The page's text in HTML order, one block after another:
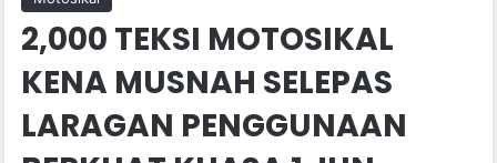
2,000 TEKSI MOTOSIKAL
KENA MUSNAH SELEPAS
LARAGAN PENGGUNAAN